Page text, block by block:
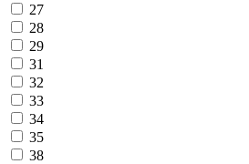
27
28
29
31
32
33
34
35
38